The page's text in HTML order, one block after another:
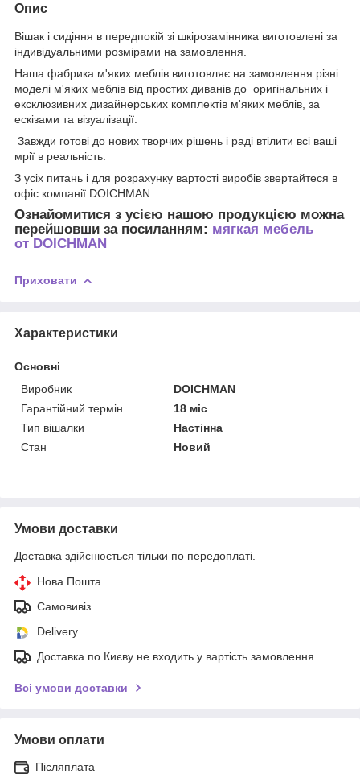
Опис
Вішак і сидіння в передпокій зі шкірозамінника виготовлені за
індивідуальними розмірами на замовлення.
Наша фабрика м'яких меблів виготовляє на замовлення різні
моделі м'яких меблів від простих диванів до оригінальних і
ексклюзивних дизайнерських комплектів м'яких меблів, за
ескізами та візуалізації.
Завжди готові до нових творчих рішень і раді втілити всі ваші
мрії в реальність.
З усіх питань і для розрахунку вартості виробів звертайтеся в
офіс компанії DOICHMAN.
Ознайомитися з усією нашою продукцією можна
перейшовши за посиланням: мягкая мебель
от DOICHMAN
Приховати
Характеристики
Основні
Виробник
DOICHMAN
Гарантійний термін
18 міс
Тип вішалки
Настінна
Стан
Новий
Умови доставки
Доставка здійснюється тільки по передоплаті.
Нова Пошта
Самовивіз
Delivery
Доставка по Києву не входить у вартість замовлення
Всі умови доставки
Умови оплати
Післяплата